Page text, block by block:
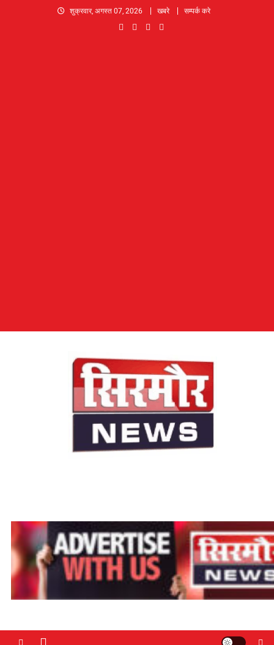
शुक्रवार, अगस्त 07, 2026 खबरे सम्पर्क करे